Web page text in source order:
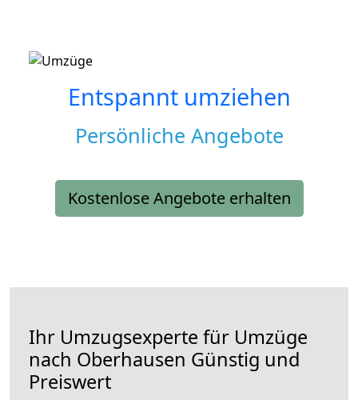
Entspannt umziehen
Persönliche Angebote
Kostenlose Angebote erhalten
Ihr Umzugsexperte für Umzüge
nach Oberhausen Günstig und
Preiswert